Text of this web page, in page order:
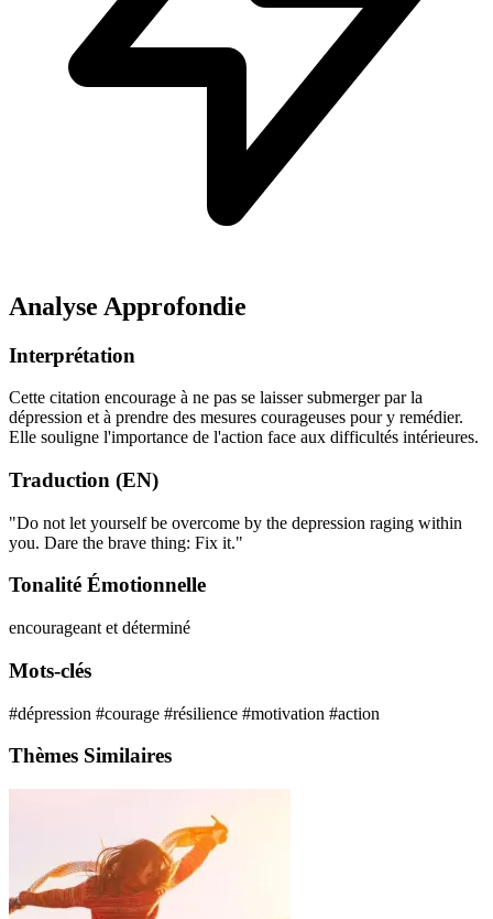
Analyse Approfondie
Interprétation
Cette citation encourage à ne pas se laisser submerger par la
dépression et à prendre des mesures courageuses pour y remédier.
Elle souligne l'importance de l'action face aux difficultés intérieures.
Traduction (EN)
"Do not let yourself be overcome by the depression raging within
you. Dare the brave thing: Fix it."
Tonalité Émotionnelle
encourageant et déterminé
Mots-clés
#dépression #courage #résilience #motivation #action
Thèmes Similaires